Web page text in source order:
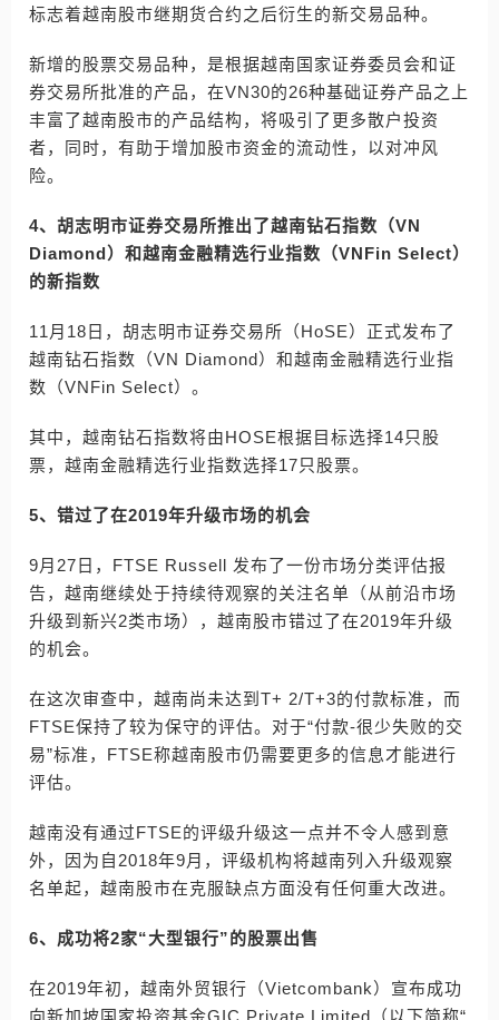
标志着越南股市继期货合约之后衍生的新交易品种。
新增的股票交易品种，是根据越南国家证券委员会和证
券交易所批准的产品，在VN30的26种基础证券产品之上
丰富了越南股市的产品结构，将吸引了更多散户投资
者，同时，有助于增加股市资金的流动性，以对冲风
险。
4、胡志明市证券交易所推出了越南钻石指数（VN
Diamond）和越南金融精选行业指数（VNFin Select）
的新指数
11月18日，胡志明市证券交易所（HoSE）正式发布了
越南钻石指数（VN Diamond）和越南金融精选行业指
数（VNFin Select）。
其中，越南钻石指数将由HOSE根据目标选择14只股
票，越南金融精选行业指数选择17只股票。
5、错过了在2019年升级市场的机会
9月27日，FTSE Russell 发布了一份市场分类评估报
告，越南继续处于持续待观察的关注名单（从前沿市场
升级到新兴2类市场），越南股市错过了在2019年升级
的机会。
在这次审查中，越南尚未达到T+ 2/T+3的付款标准，而
FTSE保持了较为保守的评估。对于“付款-很少失败的交
易”标准，FTSE称越南股市仍需要更多的信息才能进行
评估。
越南没有通过FTSE的评级升级这一点并不令人感到意
外，因为自2018年9月，评级机构将越南列入升级观察
名单起，越南股市在克服缺点方面没有任何重大改进。
6、成功将2家“大型银行”的股票出售
在2019年初，越南外贸银行（Vietcombank）宣布成功
向新加坡国家投资基金GIC Private Limited（以下简称“